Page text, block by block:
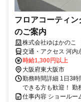
フロアコーティ
のご案内
株式会社ゆはかのこ
交通・アクセス 河内
時給1,300円以上
大阪府東大阪市
勤務時間詳細 1日3時
できる方も歓迎！ 勤
仕事内容 ショールー